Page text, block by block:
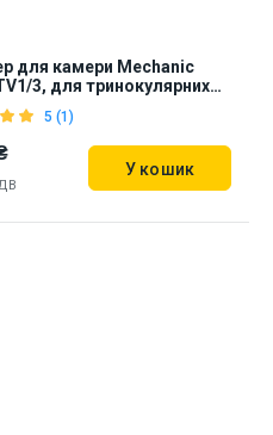
для камери Mechanic
3, для тринокулярних
5 (1)
У кошик